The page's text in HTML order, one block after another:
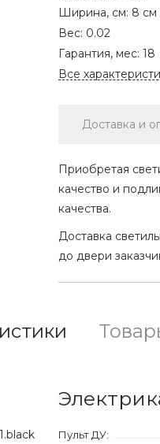
Ширина, см: 8 см
Вес: 0.02
Гарантия, мес: 18
Все
Доставка и
Приобретая
качество и
качества.
Доставка
до двери
Пульт ДУ: